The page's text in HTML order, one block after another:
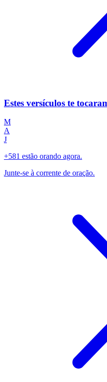
Estes versículos te
M
A
J
+581 estão orando agora.
Junte-se à corrente de oração.